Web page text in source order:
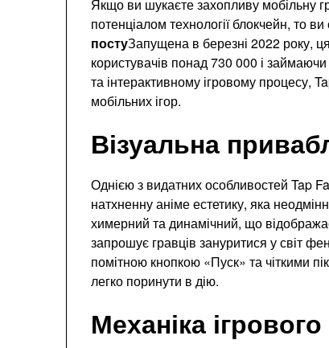
Якщо ви шукаєте захопливу мобільну
потенціалом технології блокчейн, то
постуЗапущена в березні 2022 року,
користувачів понад 730 000 і займаючи
та інтерактивному ігровому процесу,
мобільних ігор.
Візуальна
Однією з видатних особливостей Tap
натхненну аніме естетику, яка
химерний та динамічний, що
запрошує гравців зануритися у світ
помітною кнопкою «Пуск» та чіткими
легко поринути в дію.
Механіка